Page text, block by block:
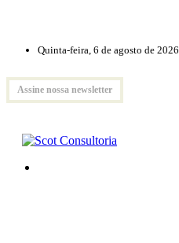
Quinta-feira, 6 de agosto de 2026
Assine nossa newsletter